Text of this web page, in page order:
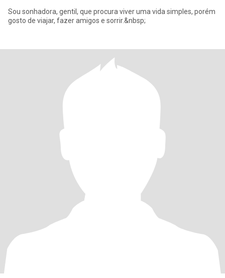
Sou sonhadora, gentil, que procura viver uma vida simples, porém
gosto de viajar, fazer amigos e sorrir.&nbsp;